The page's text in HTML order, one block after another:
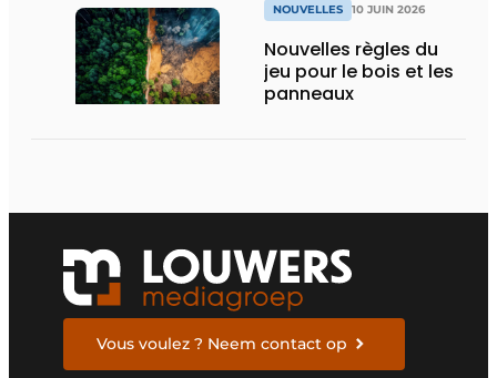
NOUVELLES 10 JUIN 2026
Nouvelles règles du
jeu pour le bois et les
panneaux
Vous voulez ? Neem contact op